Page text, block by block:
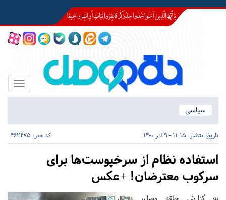
Toggle
سیاسی
تاریخ انتشار: 11:15 - 9 آذر 1400 کد خبر: 462475
استفاده نظام از سرخپوست‌ها برای
سرکوب معترضان! +عکس